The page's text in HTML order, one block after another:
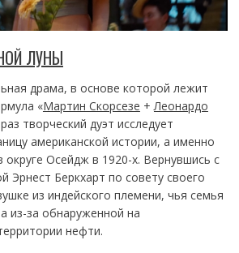
ЛУНЫ
драма, в основе которой лежит
«Мартин Скорсезе +Леонардо
творческий дуэт исследует
американской истории, а именно
округе Осейдж в 1920-х. Вернувшись с
Эрнест Беркхарт по совету своего
из индейского племени, чья семья
из-за обнаруженной на
нефти.